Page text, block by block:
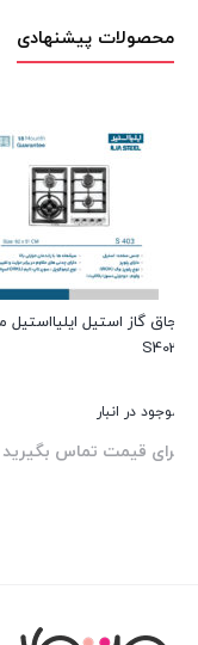
محصولات پیشنهادی
روکار نگین الماس
بگیرید